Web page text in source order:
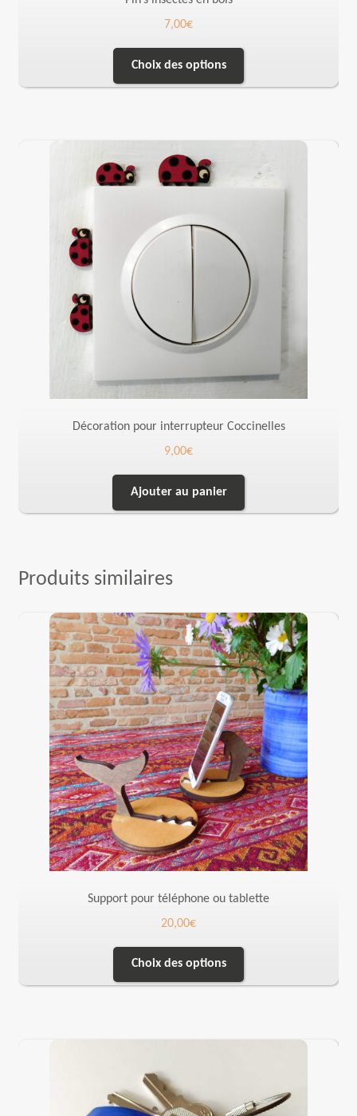
7,00€
Choix des options
Décoration pour interrupteur Coccinelles
9,00€
Ajouter au panier
Produits similaires
Support pour téléphone ou tablette
20,00€
Choix des options